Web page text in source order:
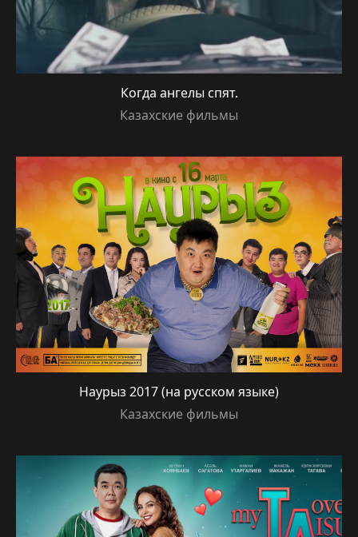
Когда ангелы спят.
Казахские фильмы
Наурыз 2017 (на русском языке)
Казахские фильмы